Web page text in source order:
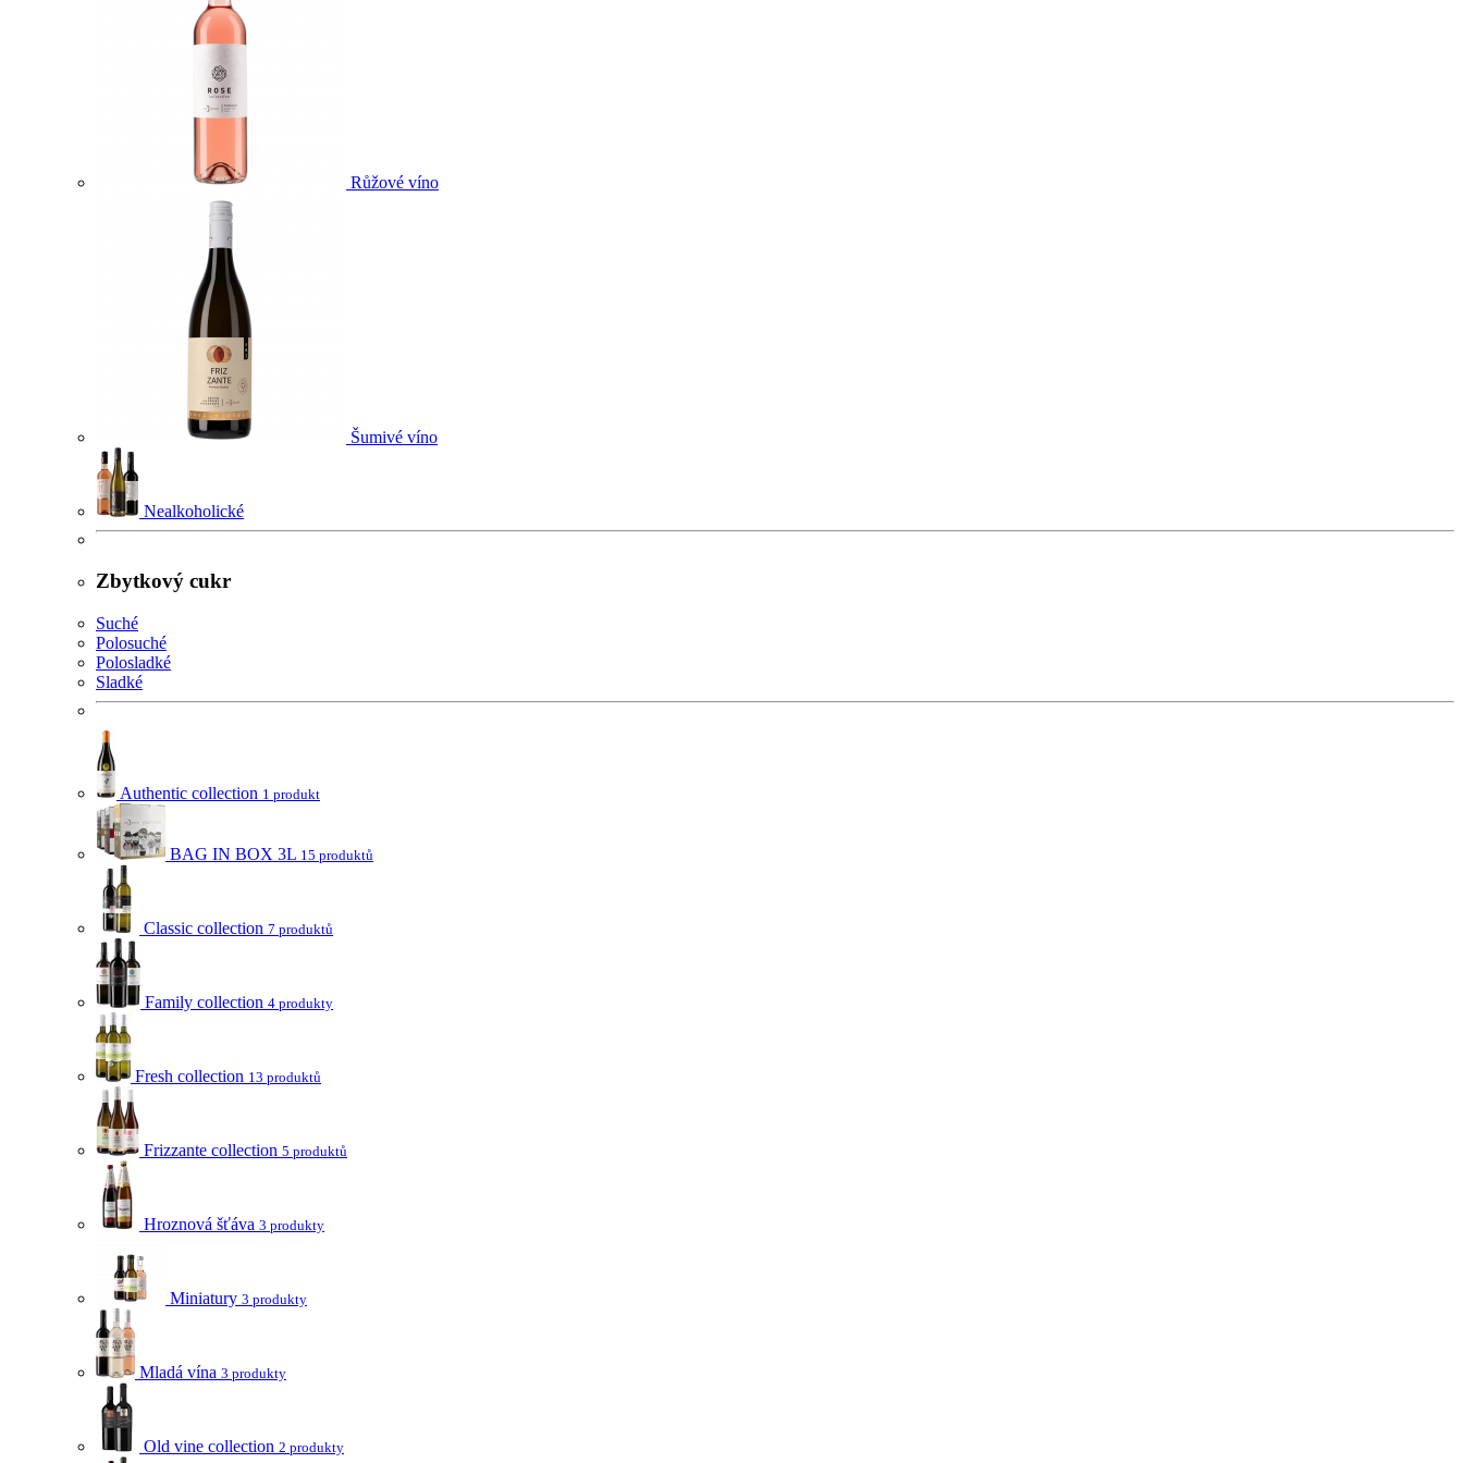
Růžové víno
Šumivé víno
Nealkoholické
Zbytkový cukr
Suché
Polosuché
Polosladké
Sladké
Authentic collection 1 produkt
BAG IN BOX 3L 15 produktů
Classic collection 7 produktů
Family collection 4 produkty
Fresh collection 13 produktů
Frizzante collection 5 produktů
Hroznová šťáva 3 produkty
Miniatury 3 produkty
Mladá vína 3 produkty
Old vine collection 2 produkty